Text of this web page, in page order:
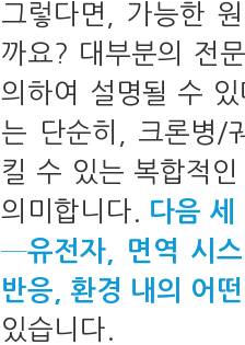
그렇다면, 가능한
까요? 대부분의 전
의하여 설명될 수
는 단순히, 크론병/
킬 수 있는 복합적
의미합니다. 다음 세
─유전자, 면역 시
반응, 환경 내의 어
있습니다.